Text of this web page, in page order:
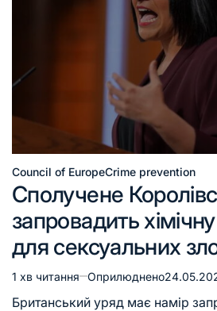
Council of EuropeCrime prevention
Сполучене
запровадить
для сексуальних
1 хв читання Оприлюднено
Британський уряд має намір